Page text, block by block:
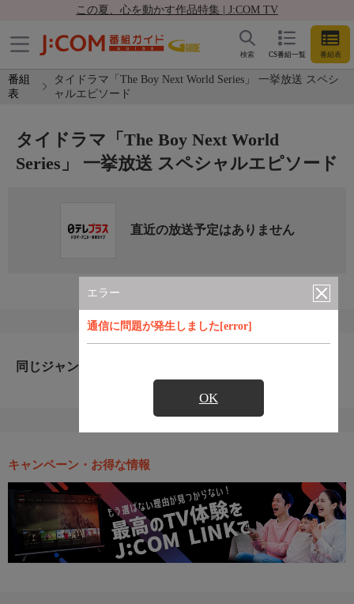
この夏、心を動かす作品特集 | J:COM TV
CS番組一覧 番組表
検索
番組
表
タイドラマ「The Boy Next World Series」 一挙放送 スペシ
ャルエピソード
エラー
通信に問題が発生しました[error]
OK
タイドラマ「The Boy Next World
Series」 一挙放送 スペシャルエピソード
直近の放送予定はありません
同じジャンルのおすすめ番組
キャンペーン・お得な情報